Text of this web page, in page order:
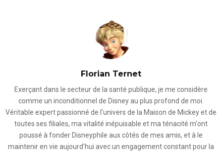
Florian Ternet
Exerçant dans le secteur de la santé publique, je me considère
comme un inconditionnel de Disney au plus profond de moi.
Véritable expert passionné de l'univers de la Maison de Mickey et de
toutes ses filiales, ma vitalité inépuisable et ma ténacité m'ont
poussé à fonder Disneyphile aux côtés de mes amis, et à le
maintenir en vie aujourd'hui avec un engagement constant pour la